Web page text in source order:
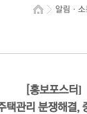
알림ㆍ소
[홍보포스터]
택관리 분쟁해결,